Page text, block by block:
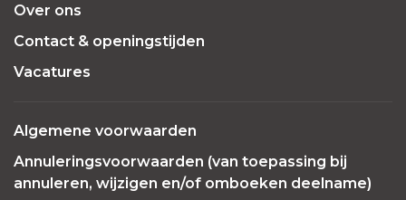
Over ons
Contact & openingstijden
Vacatures
Algemene voorwaarden
Annuleringsvoorwaarden (van toepassing bij
annuleren, wijzigen en/of omboeken deelname)